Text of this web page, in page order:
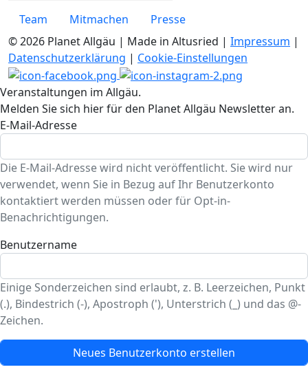
Team Mitmachen
Presse
© 2026 Planet Allgäu | Made in Altusried | Impressum |
Datenschutzerklärung | Cookie-Einstellungen
Veranstaltungen im Allgäu.
Melden Sie sich hier für den Planet Allgäu Newsletter an.
E-Mail-Adresse
Die E-Mail-Adresse wird nicht veröffentlicht. Sie wird nur
verwendet, wenn Sie in Bezug auf Ihr Benutzerkonto
kontaktiert werden müssen oder für Opt-in-
Benachrichtigungen.
Benutzername
Einige Sonderzeichen sind erlaubt, z. B. Leerzeichen, Punkt
(.), Bindestrich (-), Apostroph ('), Unterstrich (_) und das @-
Zeichen.